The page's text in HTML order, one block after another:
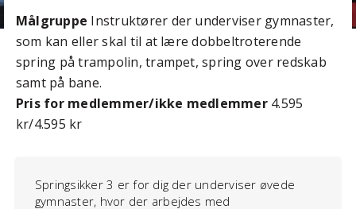
Målgruppe Instruktører der underviser gymnaster,
som kan eller skal til at lære dobbeltroterende
spring på trampolin, trampet, spring over redskab
samt på bane.
Pris for medlemmer/ikke medlemmer4.595
kr/4.595 kr
Springsikker 3 er for dig der underviser øvede
gymnaster, hvor der arbejdes med